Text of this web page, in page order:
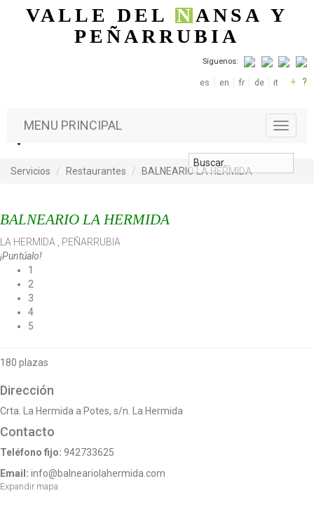
Pasar al contenido principal
VALLE DELNANSA Y
PEÑARRUBIA
Síguenos:
es en fr de it + ?
T
o
g
MENU PRINCIPAL
Servicios Restaurantes BALNEARIO LA HERMIDA
BALNEARIO LA HERMIDA
LA HERMIDA , PEÑARRUBIA
¡Puntúalo!
1
2
3
4
5
180 plazas
Dirección
Crta. La Hermida a Potes, s/n. La Hermida
Contacto
Teléfono fijo: 942733625
Email: info@balneariolahermida.com
Expandir mapa